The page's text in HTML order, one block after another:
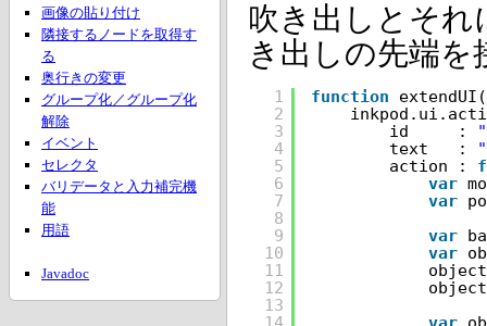
画像の貼り付け
隣接するノードを取得す
る
奥行きの変更
グループ化／グループ化
解除
イベント
セレクタ
バリデータと入力補完機
能
用語
Javadoc
吹き出しとそ
き出しの先端
1
2
3
4
5
6
7
8
9
10
11
12
13
14
function
id     :
text   :
action :
var
var
var
var
var